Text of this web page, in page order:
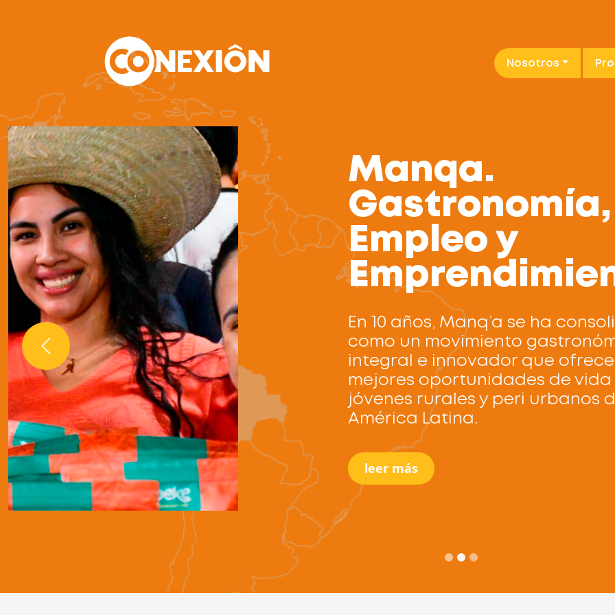
Nosotros
Manqa.
Gastronomía,
Empleo y
Emprendimiento
En 10 años, Manq’a se ha consolidado
como un movimiento gastronómico
integral e innovador que ofrece
mejores oportunidades de vida a
jóvenes rurales y peri urbanos de
América Latina.
leer más
Previous